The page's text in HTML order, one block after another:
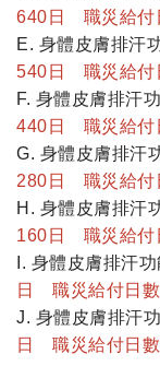
640日 職災給付
E. 身體皮膚排汗
540日 職災給付
F. 身體皮膚排汗
440日 職災給付
G. 身體皮膚排汗
280日 職災給付
H. 身體皮膚排汗
160日 職災給付
I. 身體皮膚排汗
日 職災給付日數
J. 身體皮膚排汗
日 職災給付日數